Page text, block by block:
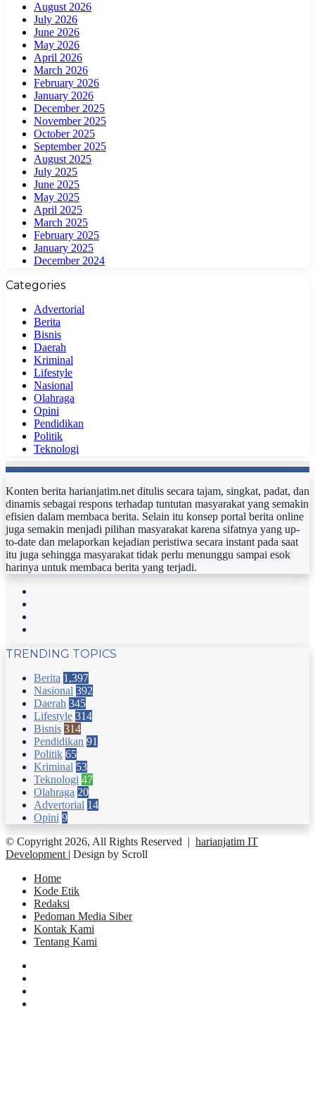
August 2026
July 2026
June 2026
May 2026
April 2026
March 2026
February 2026
January 2026
December 2025
November 2025
October 2025
September 2025
August 2025
July 2025
June 2025
May 2025
April 2025
March 2025
February 2025
January 2025
December 2024
Categories
Advertorial
Berita
Bisnis
Daerah
Kriminal
Lifestyle
Nasional
Olahraga
Opini
Pendidikan
Politik
Teknologi
Konten berita harianjatim.net ditulis secara tajam, singkat, padat, dan
dinamis sebagai respons terhadap tuntutan masyarakat yang semakin
efisien dalam membaca berita. Selain itu konsep portal berita online
juga semakin menjadi pilihan masyarakat karena sifatnya yang up-
to-date dan melaporkan kejadian peristiwa secara instant pada saat
itu juga sehingga masyarakat tidak perlu menunggu sampai esok
harinya untuk membaca berita yang terjadi.
TRENDING TOPICS
Berita 1,397
Nasional 392
Daerah 345
Lifestyle 314
Bisnis 314
Pendidikan 91
Politik 65
Kriminal 53
Teknologi 47
Olahraga 20
Advertorial 14
Opini 9
© Copyright 2026, All Rights Reserved | harianjatim IT
Development | Design by Scroll
Home
Kode Etik
Redaksi
Pedoman Media Siber
Kontak Kami
Tentang Kami